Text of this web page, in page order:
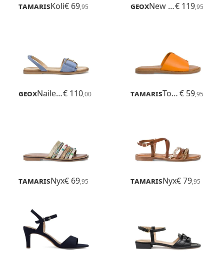
TamarisKoli€ 69,95 Geox New Eraklia 50€ 119,95
Geox Naileen€ 110,00 Tamaris Toffy€ 59,95
TamarisNyx€ 69,95 TamarisNyx€ 79,95